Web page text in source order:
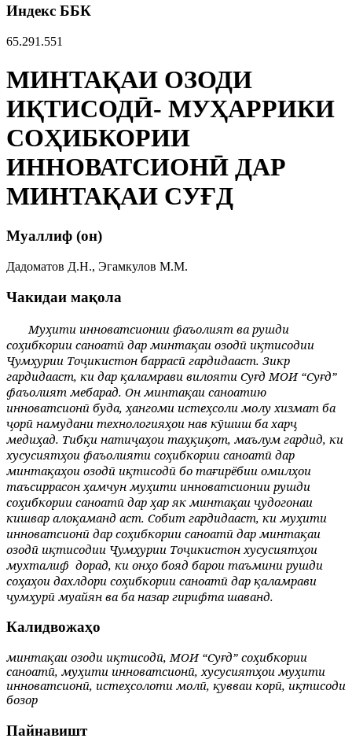
Индекс ББК
65.291.551
МИНТАҚАИ ОЗОДИ
ИҚТИСОДӢ- МУҲАРРИКИ
СОҲИБКОРИИ
ИННОВАТСИОНӢ ДАР
МИНТАҚАИ СУҒД
Муаллиф (он)
Дадоматов Д.Н., Эгамкулов М.М.
Чакидаи мақола
Муҳити инноватсионии фаъолият ва рушди
соҳибкории саноатӣ дар минтақаи озодӣ иқтисодии
Ҷумҳурии Тоҷикистон баррасӣ гардидааст. Зикр
гардидааст, ки дар қаламрави вилояти Суғд МОИ “Суғд”
фаъолият мебарад. Он минтақаи саноатию
инноватсионӣ буда, ҳангоми истеҳсоли молу хизмат ба
ҷорӣ намудани технологияҳои нав кӯшиш ба харҷ
медиҳад. Тибқи натиҷаҳои таҳқиқот, маълум гардид, ки
хусусиятҳои фаъолияти соҳибкории саноатӣ дар
минтақаҳои озодӣ иқтисодӣ бо тағирёбии омилҳои
таъсиррасон ҳамчун муҳити инноватсионии рушди
соҳибкории саноатӣ дар ҳар як минтақаи ҷудогонаи
кишвар алоқаманд аст. Собит гардидааст, ки муҳити
инноватсионӣ дар соҳибкории саноатӣ дар минтақаи
озодӣ иқтисодии Ҷумҳурии Тоҷикистон хусусиятҳои
мухталиф дорад, ки онҳо бояд барои таъмини рушди
соҳаҳои дахлдори соҳибкории саноатӣ дар қаламрави
ҷумҳурӣ муайян ва ба назар гирифта шаванд.
Калидвожаҳо
минтақаи озоди иқтисодӣ, МОИ “Суғд” соҳибкории
саноатӣ, муҳити инноватсионӣ, хусусиятҳои муҳити
инноватсионӣ, истеҳсолоти молӣ, қувваи корӣ, иқтисоди
бозор
Пайнавишт